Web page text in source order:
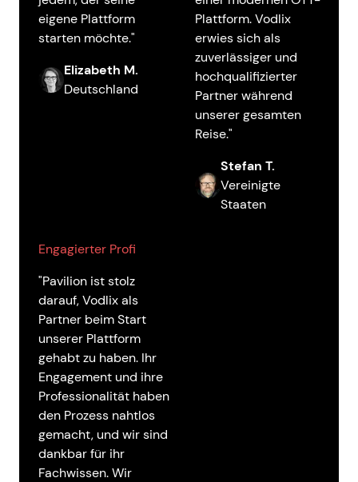
eigene Plattform
starten möchte."
Elizabeth M.
Deutschland
Plattform. Vodlix
erwies sich als
zuverlässiger und
hochqualifizierter
Partner während
unserer gesamten
Reise."
Stefan T.
Vereinigte
Staaten
Engagierter Profi
"Pavilion ist stolz
darauf, Vodlix als
Partner beim Start
unserer Plattform
gehabt zu haben. Ihr
Engagement und ihre
Professionalität haben
den Prozess nahtlos
gemacht, und wir sind
dankbar für ihr
Fachwissen. Wir